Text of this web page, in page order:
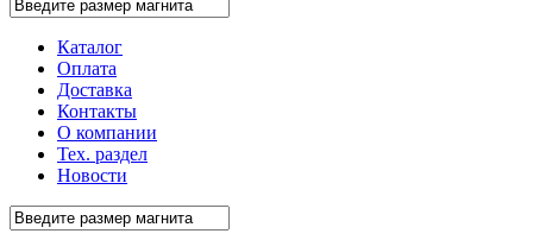
Каталог
Оплата
Доставка
Контакты
О компании
Тех. раздел
Новости